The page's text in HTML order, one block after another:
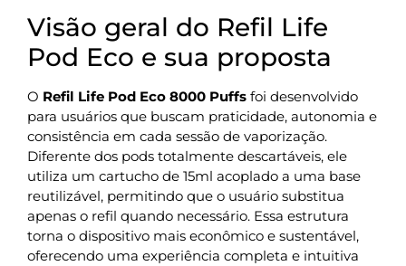
Visão geral do Refil Life
Pod Eco e sua proposta
O Refil Life Pod Eco 8000 Puffs foi desenvolvido
para usuários que buscam praticidade, autonomia e
consistência em cada sessão de vaporização.
Diferente dos pods totalmente descartáveis, ele
utiliza um cartucho de 15ml acoplado a uma base
reutilizável, permitindo que o usuário substitua
apenas o refil quando necessário. Essa estrutura
torna o dispositivo mais econômico e sustentável,
oferecendo uma experiência completa e intuitiva